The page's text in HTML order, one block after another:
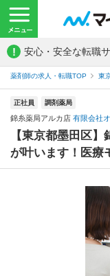
! 安心・安全な転職
薬剤師の求人・転職TOP 東
正社員 調剤薬局
錦糸薬局アルカ店 有限会社
【東京都墨田区
が叶います！医療